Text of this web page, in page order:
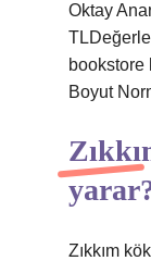
Oktay
bookstore
Boyut
Zıkkım